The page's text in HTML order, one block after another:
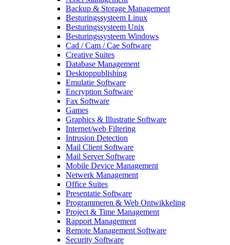
Backup & Storage Management
Besturingssysteem Linux
Besturingssysteem Unix
Besturingssysteem Windows
Cad / Cam / Cae Software
Creative Suites
Database Management
Desktoppublishing
Emulatie Software
Encryption Software
Fax Software
Games
Graphics & Illustratie Software
Internet/web Filtering
Intrusion Detection
Mail Client Software
Mail Server Software
Mobile Device Management
Netwerk Management
Office Suites
Presentatie Software
Programmeren & Web Ontwikkeling
Project & Time Management
Rapport Management
Remote Management Software
Security Software